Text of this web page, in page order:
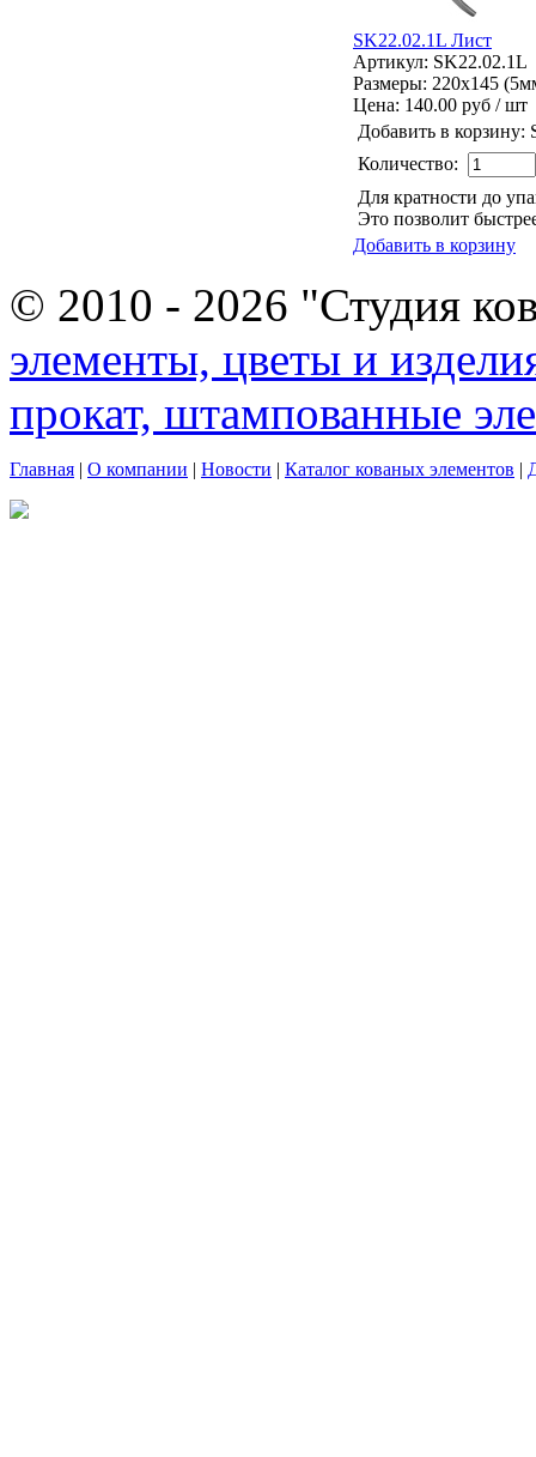
SK22.02.1L Лист
Артикул: SK22.02.1L
Размеры: 220x145
Цена: 140.00 руб / шт
Добавить в корзину:
Количество:
Для кратности до
Это позволит
Добавить в корзину
© 2010 - 2026 "Студия
элементы, цветы и
прокат, штампованные
Главная | О компании | Новости | Каталог кованых элементов |